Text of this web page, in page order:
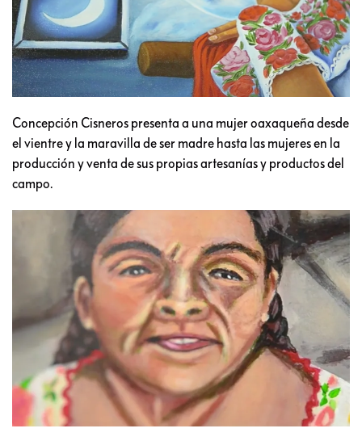
Concepción Cisneros presenta a una mujer oaxaqueña desde
el vientre y la maravilla de ser madre hasta las mujeres en la
producción y venta de sus propias artesanías y productos del
campo.